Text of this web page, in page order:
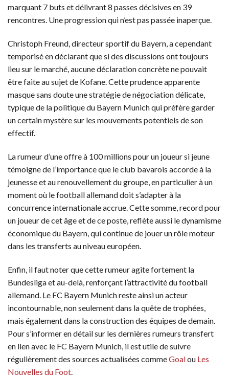
marquant 7 buts et délivrant 8 passes décisives en 39
rencontres. Une progression qui n’est pas passée inaperçue.
Christoph Freund, directeur sportif du Bayern, a cependant
temporisé en déclarant que si des discussions ont toujours
lieu sur le marché, aucune déclaration concrète ne pouvait
être faite au sujet de Kofane. Cette prudence apparente
masque sans doute une stratégie de négociation délicate,
typique de la politique du Bayern Munich qui préfère garder
un certain mystère sur les mouvements potentiels de son
effectif.
La rumeur d’une offre à 100 millions pour un joueur si jeune
témoigne de l’importance que le club bavarois accorde à la
jeunesse et au renouvellement du groupe, en particulier à un
moment où le football allemand doit s’adapter à la
concurrence internationale accrue. Cette somme, record pour
un joueur de cet âge et de ce poste, reflète aussi le dynamisme
économique du Bayern, qui continue de jouer un rôle moteur
dans les transferts au niveau européen.
Enfin, il faut noter que cette rumeur agite fortement la
Bundesliga et au-delà, renforçant l’attractivité du football
allemand. Le FC Bayern Munich reste ainsi un acteur
incontournable, non seulement dans la quête de trophées,
mais également dans la construction des équipes de demain.
Pour s’informer en détail sur les dernières rumeurs transfert
en lien avec le FC Bayern Munich, il est utile de suivre
régulièrement des sources actualisées commeGoalou Les
Nouvelles du Foot